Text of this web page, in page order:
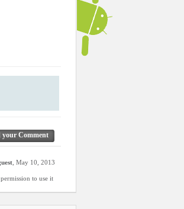
your Comment
, May 10, 2013
to use it